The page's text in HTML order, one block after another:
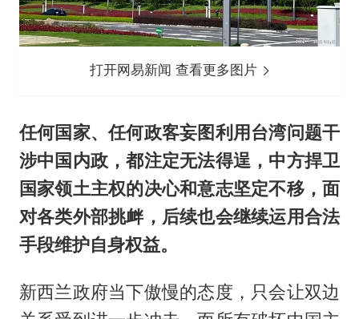
打开网易新闻 查看更多图片
任何国家、任何政客妄图利用台湾问题干
涉中国内政，都注定无法得逞，中方捍卫
国家领土主权的决心和意志坚定不移，面
对各类外部挑衅，后续也会继续运用合法
手段维护自身权益。
新西兰政府当下傲慢的态度，只会让双边